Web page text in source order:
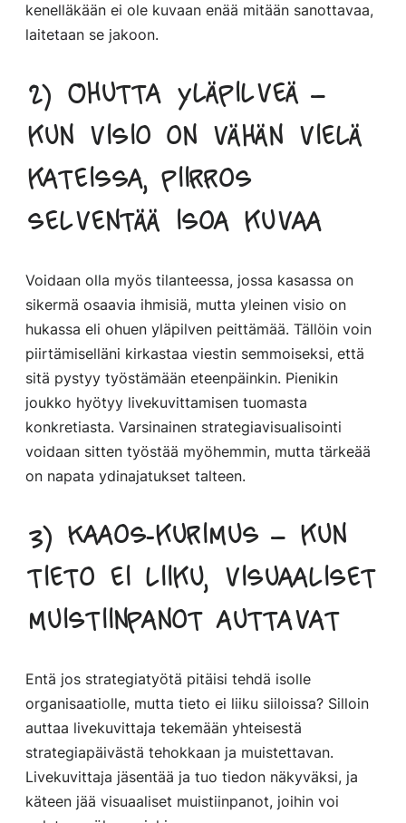
kenelläkään ei ole kuvaan enää mitään sanottavaa,
laitetaan se jakoon.
2) Ohutta yläpilveä –
kun visio on vähän vielä
kateissa, piirros
selventää isoa kuvaa
Voidaan olla myös tilanteessa, jossa kasassa on
sikermä osaavia ihmisiä, mutta yleinen visio on
hukassa eli ohuen yläpilven peittämää. Tällöin voin
piirtämiselläni kirkastaa viestin semmoiseksi, että
sitä pystyy työstämään eteenpäinkin. Pienikin
joukko hyötyy livekuvittamisen tuomasta
konkretiasta. Varsinainen strategiavisualisointi
voidaan sitten työstää myöhemmin, mutta tärkeää
on napata ydinajatukset talteen.
3) Kaaos-kurimus – kun
tieto ei liiku, visuaaliset
muistiinpanot auttavat
Entä jos strategiatyötä pitäisi tehdä isolle
organisaatiolle, mutta tieto ei liiku siiloissa? Silloin
auttaa livekuvittaja tekemään yhteisestä
strategiapäivästä tehokkaan ja muistettavan.
Livekuvittaja jäsentää ja tuo tiedon näkyväksi, ja
käteen jää visuaaliset muistiinpanot, joihin voi